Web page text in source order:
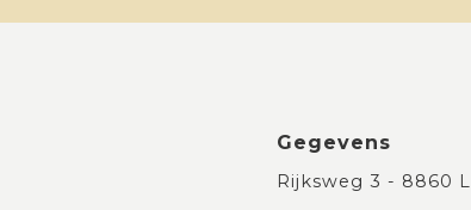
Gegevens
Rijksweg 3 - 8860